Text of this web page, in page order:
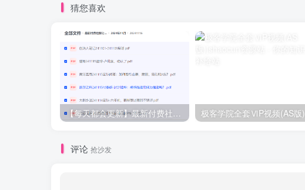
猜您喜欢
【每天都会更新】最新付费社群公众号文章 极客学院全套ⅥP视频(AS版)
评论 抢沙发